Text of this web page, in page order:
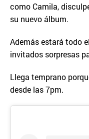
como Camila,
su nuevo álbum.
Además estará todo
invitados sorpresas
Llega temprano
desde las 7pm.